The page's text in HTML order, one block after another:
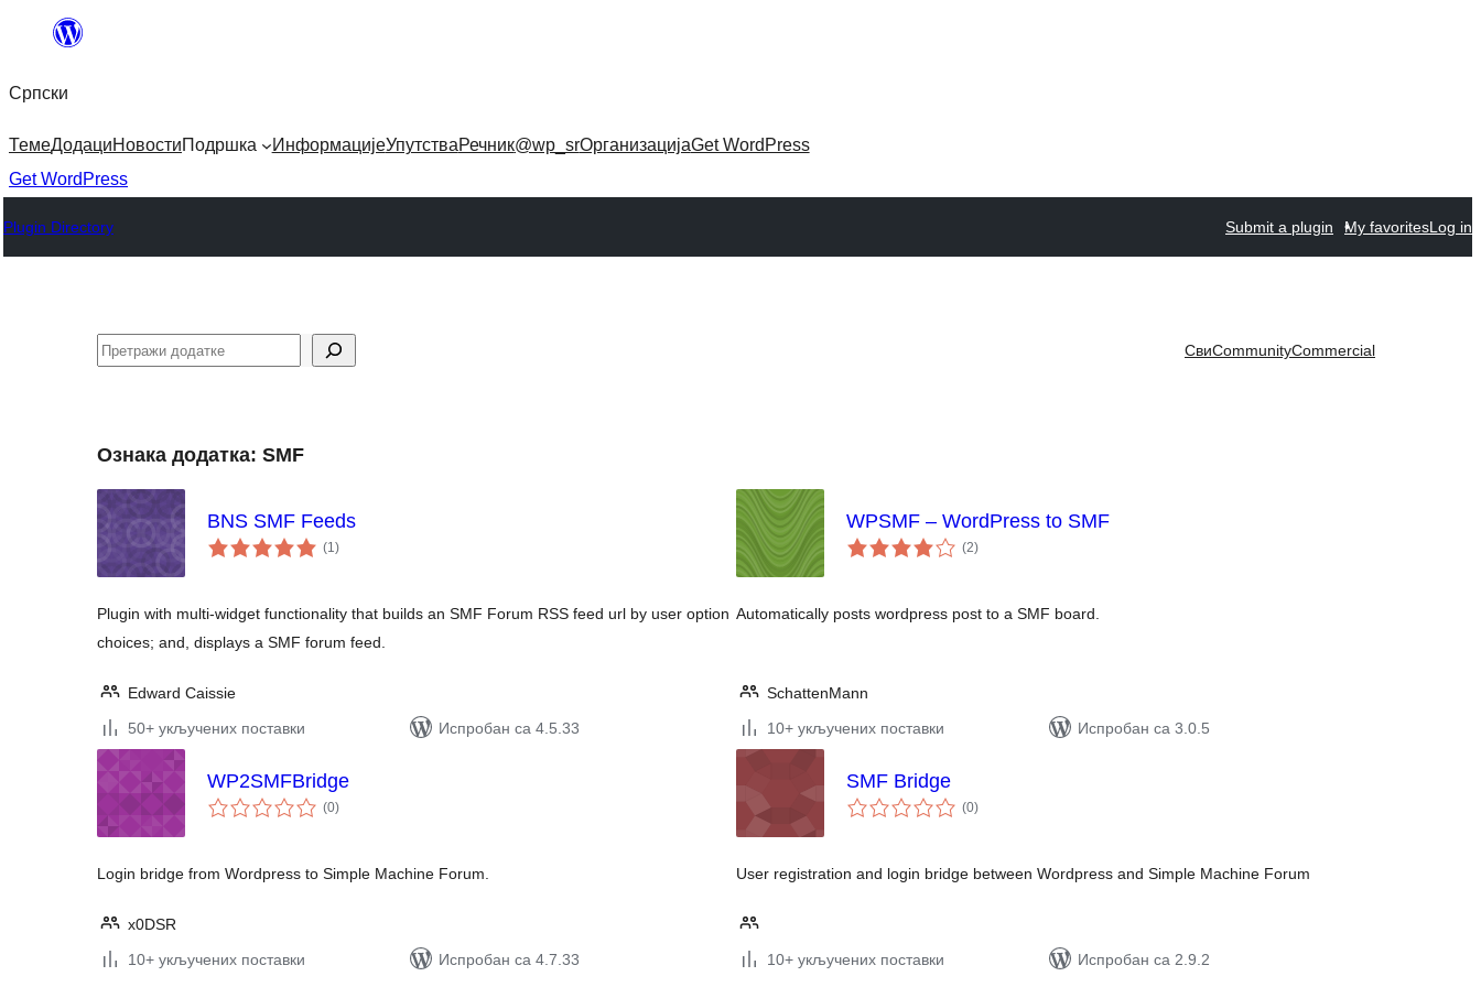
Скочи
садржај
Српски
ТемеДодациНовостиПодршка ИнформацијеУпутстваРечник@wp_srОрганизацијаGet WordPress
Get WordPress
Plugin Directory Submit a plugin My favoritesLog in
Претрага СвиCommunityCommercial
Ознака додатка: SMF
BNS SMF Feeds
(1укупних
оцена
)
Plugin with multi-widget functionality that builds an SMF Forum RSS feed url by user option
choices; and, displays a SMF forum feed.
Edward Caissie
50+ укључених поставки
Испробан са 4.5.33
WPSMF – WordPress to SMF
(2укупних
оцена
)
Automatically posts wordpress post to a SMF board.
SchattenMann
10+ укључених поставки
Испробан са 3.0.5
WP2SMFBridge
(0укупних
оцена
)
Login bridge from Wordpress to Simple Machine Forum.
x0DSR
10+ укључених поставки
Испробан са 4.7.33
SMF Bridge
(0укупних
оцена
)
User registration and login bridge between Wordpress and Simple Machine Forum
10+ укључених поставки Испробан са 2.9.2